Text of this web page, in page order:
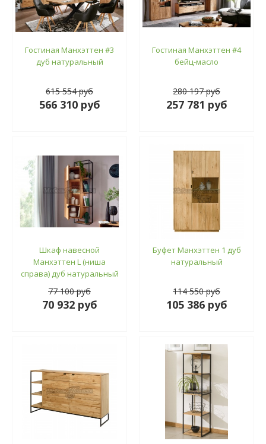
Гостиная Манхэттен #3
дуб натуральный
615 554 руб
566 310 руб
Гостиная Манхэттен #4
бейц-масло
280 197 руб
257 781 руб
Шкаф навесной
Манхэттен L (ниша
справа) дуб натуральный
77 100 руб
70 932 руб
Буфет Манхэттен 1 дуб
натуральный
114 550 руб
105 386 руб